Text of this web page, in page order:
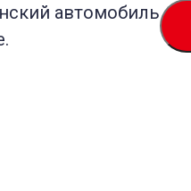
автомобиль